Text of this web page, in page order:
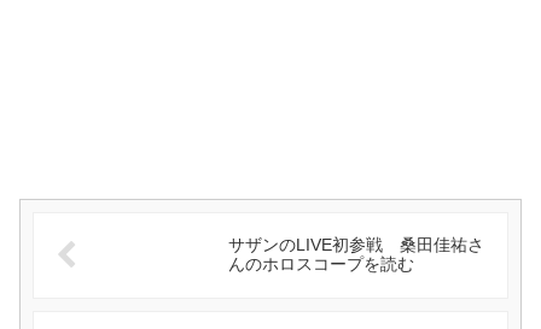
サザンのLIVE初参戦 桑田佳祐さ
んのホロスコープを読む